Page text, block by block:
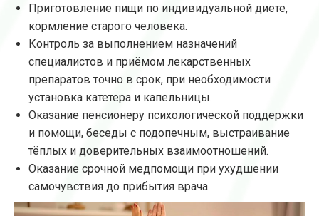
Приготовление пищи по индивидуальной диете,
кормление старого человека.
Контроль за выполнением назначений
специалистов и приёмом лекарственных
препаратов точно в срок, при необходимости
установка катетера и капельницы.
Оказание пенсионеру психологической поддержки
и помощи, беседы с подопечным, выстраивание
тёплых и доверительных взаимоотношений.
Оказание срочной медпомощи при ухудшении
самочувствия до прибытия врача.